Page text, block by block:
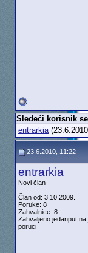
Sledeći korisnik
entrarkia
23.6.2010, 11:22
entrarkia
Novi član
Član od: 3.10.2009.
Poruke: 8
Zahvalnice: 8
Zahvaljeno jedanput na
poruci